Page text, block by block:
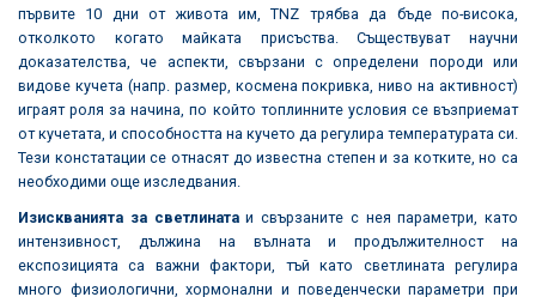
първите 10 дни от живота им, TNZ трябва да бъде по-висока,
отколкото когато майката присъства. Съществуват научни
доказателства, че аспекти, свързани с определени породи или
видове кучета (напр. размер, космена покривка, ниво на активност)
играят роля за начина, по който топлинните условия се възприемат
от кучетата, и способността на кучето да регулира температурата си.
Тези констатации се отнасят до известна степен и за котките, но са
необходими още изследвания.
Изискванията за светлинатаи свързаните с нея параметри, като
интензивност, дължина на вълната и продължителност на
експозицията са важни фактори, тъй като светлината регулира
много физиологични, хормонални и поведенчески параметри при